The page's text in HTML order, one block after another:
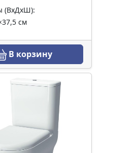
(ВхДхШ):
см
В корзину